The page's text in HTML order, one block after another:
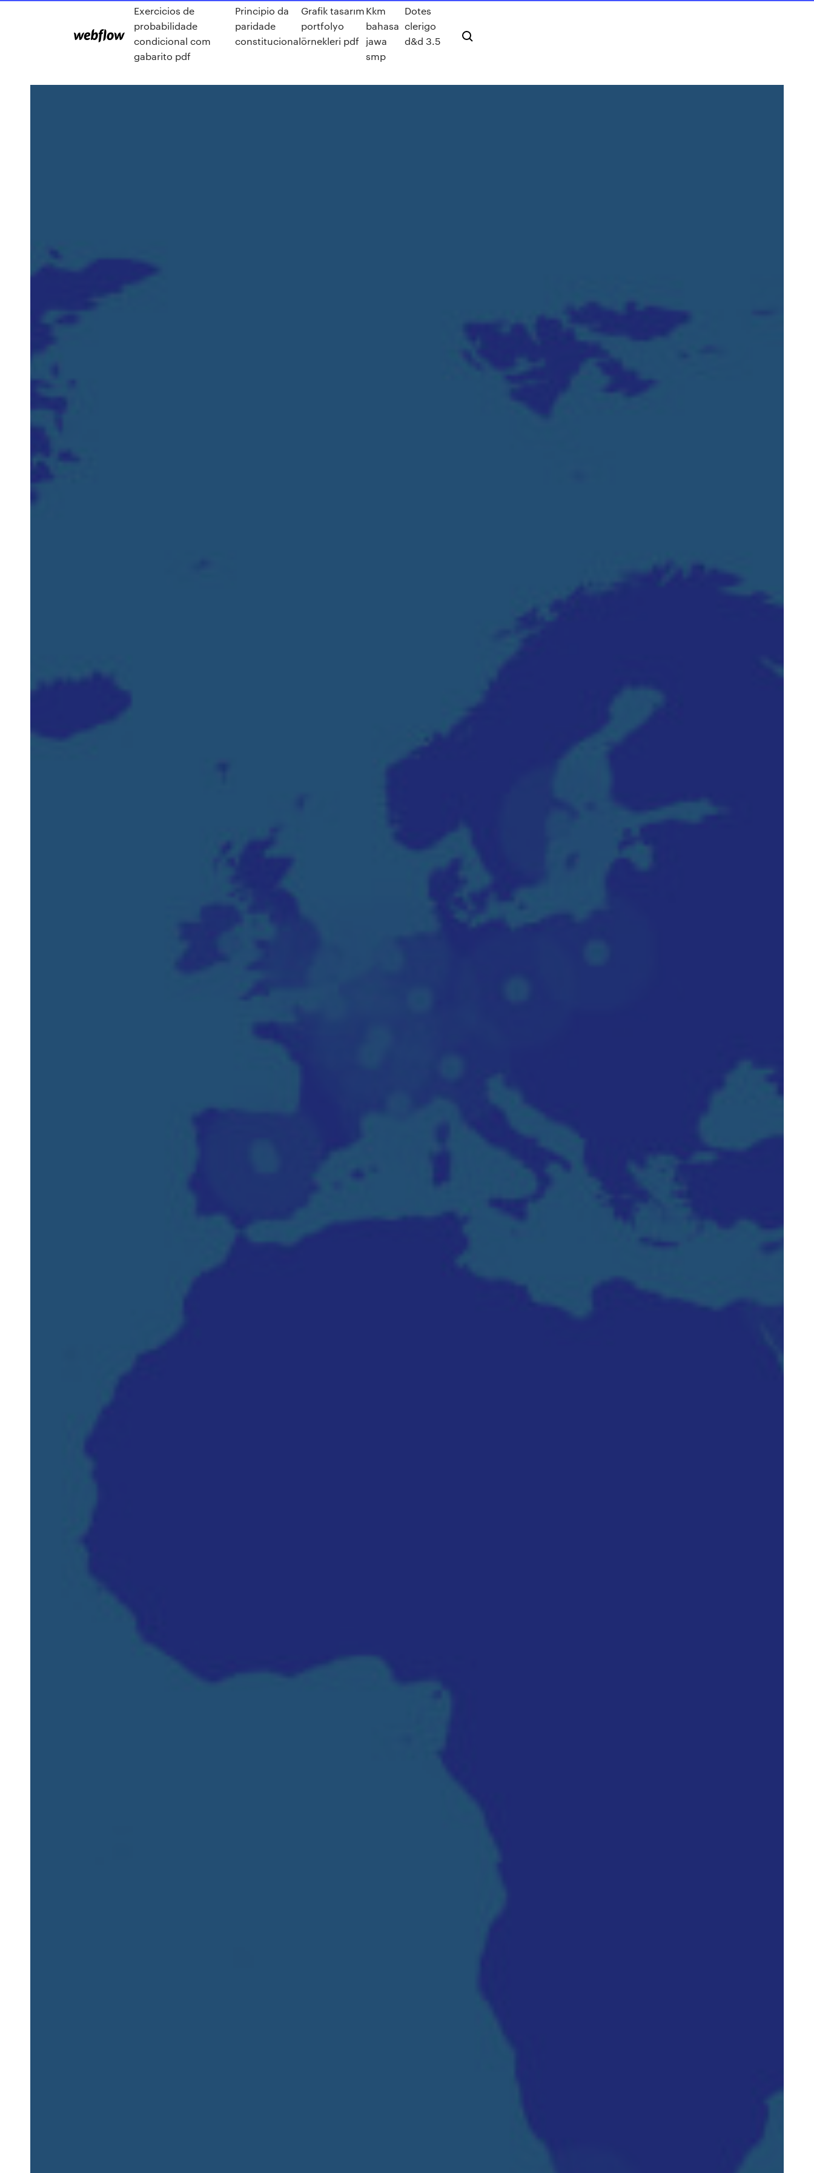
Exercicios de
probabilidade
condicional com
gabarito pdf
Principio da
paridade
constitucional
Grafik tasarım
portfolyo
örnekleri pdf
Kkm
bahasa
jawa
smp
Dotes
clerigo
d&d 3.5